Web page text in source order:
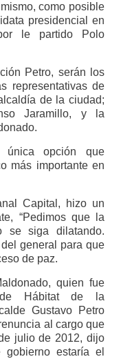
como posible
presidencial en
le partido Polo
Petro, serán los
representativas de
de la ciudad;
Jaramillo, y la
única opción que
más importante en
Capital, hizo un
“Pedimos que la
se siga dilatando.
general para que
de paz.
quien fue
Hábitat de la
Gustavo Petro
al cargo que
julio de 2012, dijo
estaría el